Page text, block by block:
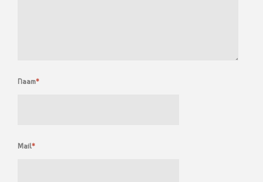
Naam*
Mail*